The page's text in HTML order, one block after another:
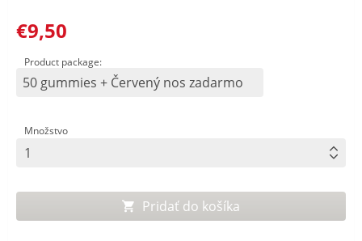
€9,50
Product package:
50 gummies + Červený nos zadarmo
Množstvo
Pridať do košíka